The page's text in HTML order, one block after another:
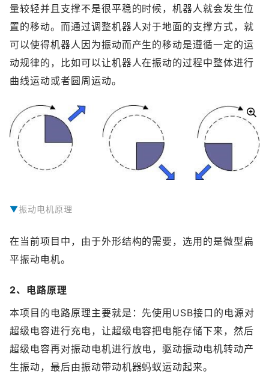
量较轻并且支撑不是很平稳的时候，机器人就会发生位
置的移动。而通过调整机器人对于地面的支撑方式，就
可以使得机器人因为振动而产生的移动是遵循一定的运
动规律的，比如可以让机器人在振动的过程中整体进行
曲线运动或者圆周运动。
振动电机原理
在当前项目中，由于外形结构的需要，选用的是微型扁
平振动电机。
2、电路原理
本项目的电路原理主要就是：先使用USB接口的电源对
超级电容进行充电，让超级电容把电能存储下来，然后
超级电容再对振动电机进行放电，驱动振动电机转动产
生振动，最后由振动带动机器蚂蚁运动起来。